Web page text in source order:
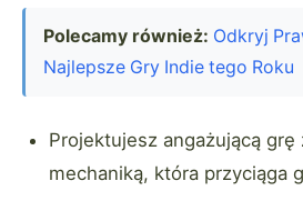
Polecamy również: Odkryj
Najlepsze Gry Indie tego Roku
Projektujesz angażującą grę
mechaniką, która przyciąga